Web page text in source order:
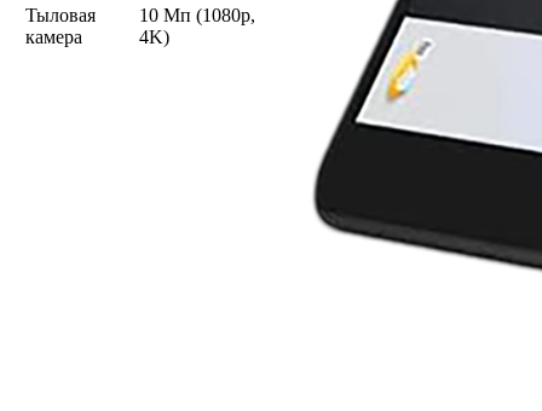
Тыловая
камера
10 Мп (1080p,
4K)